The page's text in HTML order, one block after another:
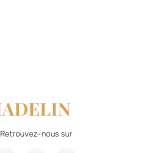
Retrouvez-nous sur